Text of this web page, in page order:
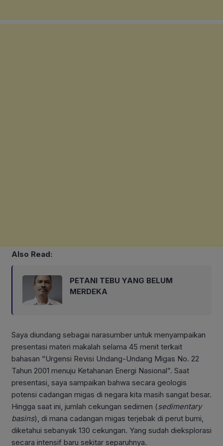
Also Read:
PETANI TEBU YANG BELUM
MERDEKA
Saya diundang sebagai narasumber untuk menyampaikan
presentasi materi makalah selama 45 menit terkait
bahasan “Urgensi Revisi Undang-Undang Migas No. 22
Tahun 2001 menuju Ketahanan Energi Nasional”. Saat
presentasi, saya sampaikan bahwa secara geologis
potensi cadangan migas di negara kita masih sangat besar.
Hingga saat ini, jumlah cekungan sedimen (sedimentary
basins), di mana cadangan migas terjebak di perut bumi,
diketahui sebanyak 130 cekungan. Yang sudah dieksplorasi
secara intensif baru sekitar separuhnya.